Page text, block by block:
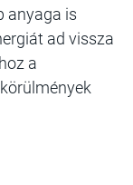
anyaga is
ad vissza
a